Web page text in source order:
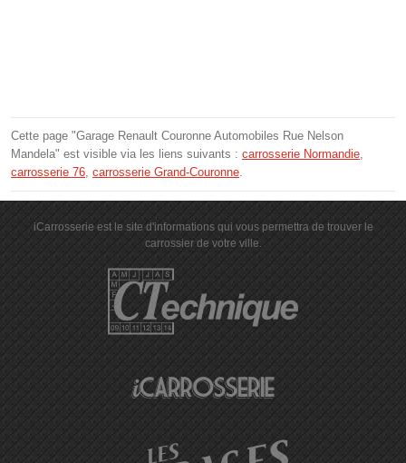
Cette page "Garage Renault Couronne Automobiles Rue Nelson
Mandela" est visible via les liens suivants : carrosserie Normandie
carrosserie 76 carrosserie Grand-Couronne
iCarrosserie est le site d'informations qui vous permettra de trouver le
carrossier de votre ville.